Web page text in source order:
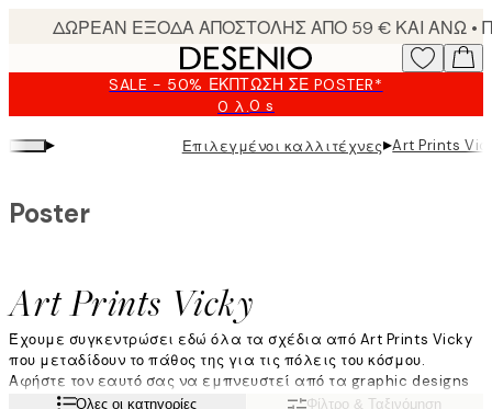
SALE - 50% ΈΚΠΤΩΣΗ ΣΕ POSTER*
0 λ.0 s
Ισχύει
μέχρι:
2026-
▸ Επιλεγμένοι καλλιτέχνες▸Art Prints
Art Prints Vicky
Poster
Έχουμε συγκεντρώσει εδώ όλα τα σχέδια από Art Prints Vicky
που μεταδίδουν το πάθος της για τις πόλεις του κόσμου.
Αφήστε τον εαυτό σας να εμπνευστεί από τα graphic designs
της Vicky που απεικονίζουν μοναδικές σιλουέτες πόλεων σε
Όλες οι κατηγορίες Φίλτρο & Ταξινόμηση